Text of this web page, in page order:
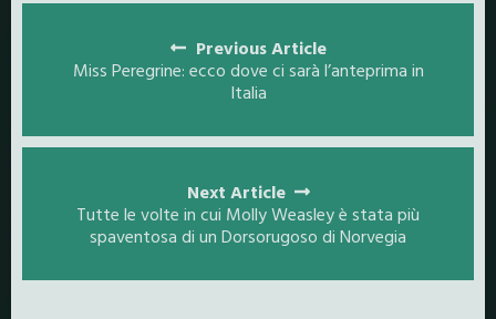
navigation
Previous Article
Miss Peregrine: ecco dove ci sarà l’anteprima in
Italia
Next Article
Tutte le volte in cui Molly Weasley è stata più
spaventosa di un Dorsorugoso di Norvegia